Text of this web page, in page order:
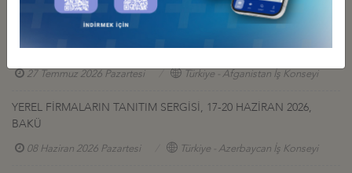
27 Temmuz 2026 Pazartesi Türkiye - Gürcistan İş Konseyi
AFGANİSTAN TALK MADEN SAHASI GELİŞTİRME İHALESİ HK
27 Temmuz 2026 Pazartesi Türkiye - Afganistan İş Konseyi
YEREL FİRMALARIN TANITIM SERGİSİ, 17-20 HAZİRAN 2026,
BAKÜ
08 Haziran 2026 Pazartesi Türkiye - Azerbaycan İş Konseyi